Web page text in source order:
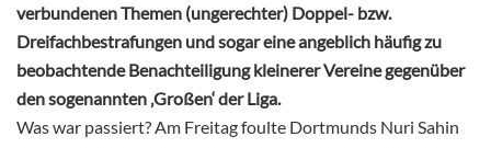
verbundenen Themen (ungerechter) Doppel- bzw.
Dreifachbestrafungen und sogar eine angeblich häufig zu
beobachtende Benachteiligung kleinerer Vereine gegenüber
den sogenannten ‚Großen‘ der Liga.
Was war passiert? Am Freitag foulte Dortmunds Nuri Sahin